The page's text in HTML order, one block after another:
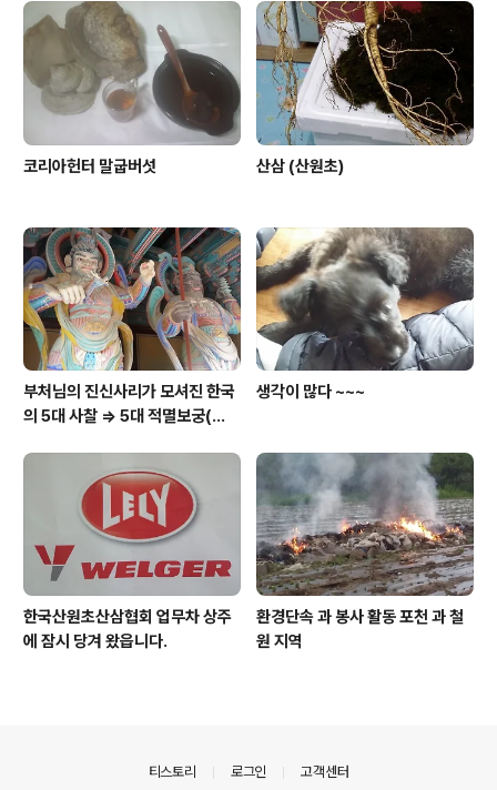
코리아헌터 말굽버섯 산삼 (산원초)
부처님의 진신사리가 모셔진 한국
의 5대 사찰 => 5대 적멸보궁(寂
생각이 많다 ~~~
한국산원초산삼협회 업무차 상주
에 잠시 당겨 왔읍니다.
환경단속 과 봉사 활동 포천 과 철
원 지역
티스토리 로그인 고객센터